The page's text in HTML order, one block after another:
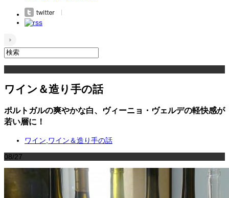
ワイン＆造り手の話
ポルトガルの爽やかな白、ヴィーニョ・ヴェルデの軽快感が
若い層に！
ワイン ワイン＆造り手の話
08/27